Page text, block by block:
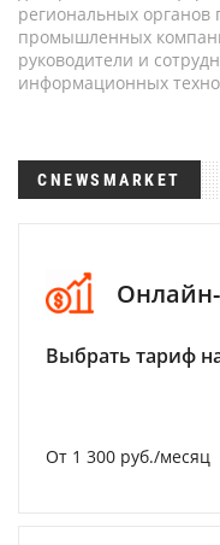
региональных органов
промышленных
руководители и
информационных
CNEWSMARKET
Выбрать тариф
От 1 300 руб./месяц